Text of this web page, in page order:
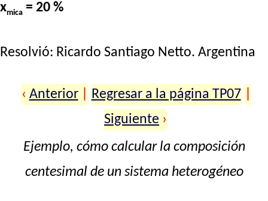
xmica = 20 %
Resolvió: Ricardo Santiago Netto. Argentina
‹ Anterior Regresar a la página TP07
Siguiente ›
Ejemplo, cómo calcular la composición
centesimal de un sistema heterogéneo